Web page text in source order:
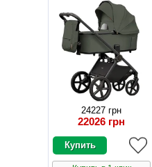
24227 грн
22026 грн